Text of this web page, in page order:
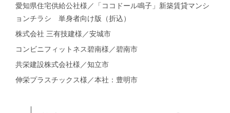
愛知県住宅供給公社様／「ココドール鳴子」新築賃貸マンシ
ョンチラシ 単身者向け版（折込）
株式会社 三有技建様／安城市
コンビニフィットネス碧南様／碧南市
共栄建設株式会社様／知立市
伸栄プラスチックス様／本社：豊明市